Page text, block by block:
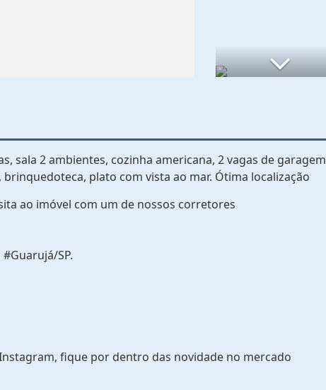
sala 2 ambientes, cozinha americana, 2 vagas de garagem
plato com vista ao mar. Ótima localização
ao imóvel com um de nossos corretores
SP.
fique por dentro das novidade no mercado